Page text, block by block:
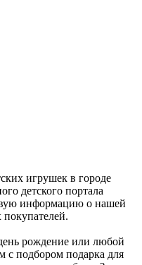
игрушек в городе
детского портала
информацию о нашей
рождение или любой
с подбором подарка для